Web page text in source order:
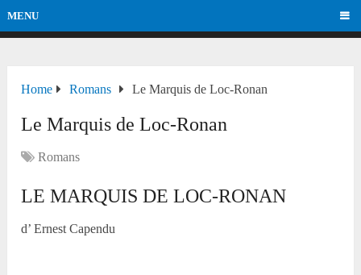
MENU
Home Romans Le Marquis de Loc-Ronan
Le Marquis de Loc-Ronan
Romans
LE MARQUIS DE LOC-RONAN
d’ Ernest Capendu